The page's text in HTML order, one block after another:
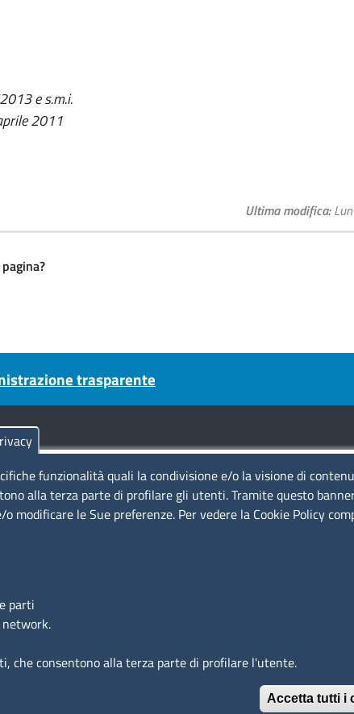
e s.m.i.
2011
Ultima modifica
trasparente
02957560598
Seguici su
funzionalità quali la condivisione e/o la visione di
alla terza parte di profilare gli utenti. Tramite questo
le Sue preferenze. Per vedere la Cookie Policy
parti
che consentono alla terza parte di profilare l'utente.
Accetta tutti i